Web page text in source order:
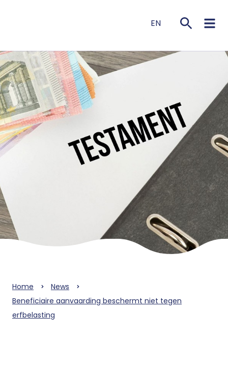
EN
Home
News
Beneficiaire aanvaarding beschermt niet tegen
erfbelasting